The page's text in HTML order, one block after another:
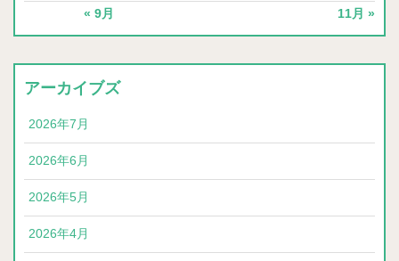
« 9月 11月 »
アーカイブズ
2026年7月
2026年6月
2026年5月
2026年4月